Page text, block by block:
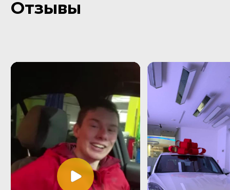
Все права защищены Copyright © 2016 - 2026.